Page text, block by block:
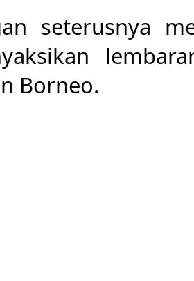
seterusnya
Borneo.​